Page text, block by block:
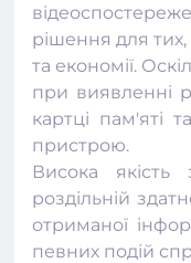
рішення для
та економії.
при виявленні
картці пам'яті
пристрою.
Висока
роздільній
отриманої
певних подій